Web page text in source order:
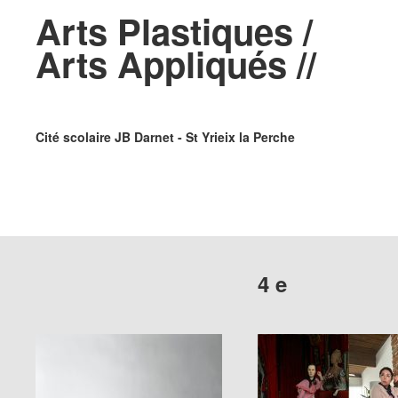
Arts Plastiques /
Arts Appliqués //
Cité scolaire JB Darnet - St Yrieix la Perche
4 e